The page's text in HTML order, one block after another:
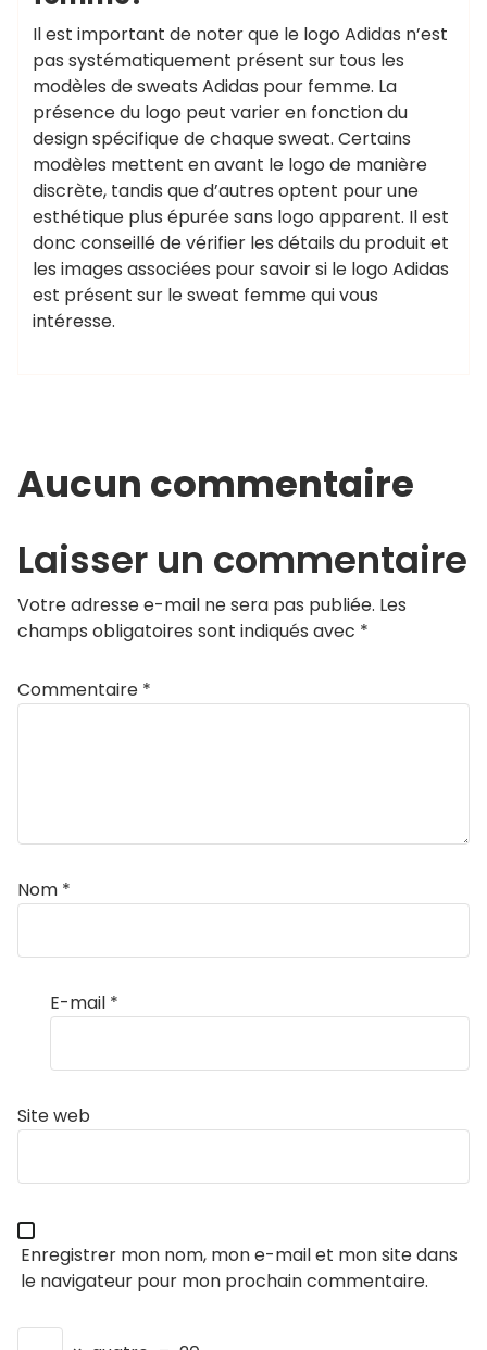
Il est important de noter que le logo Adidas n’est
pas systématiquement présent sur tous les
modèles de sweats Adidas pour femme. La
présence du logo peut varier en fonction du
design spécifique de chaque sweat. Certains
modèles mettent en avant le logo de manière
discrète, tandis que d’autres optent pour une
esthétique plus épurée sans logo apparent. Il est
donc conseillé de vérifier les détails du produit et
les images associées pour savoir si le logo Adidas
est présent sur le sweat femme qui vous
intéresse.
Aucun commentaire
Laisser un commentaire
Votre adresse e-mail ne sera pas publiée. Les
champs obligatoires sont indiqués avec *
Commentaire *
Nom *
E-mail *
Site web
Enregistrer mon nom, mon e-mail et mon site dans
le navigateur pour mon prochain commentaire.